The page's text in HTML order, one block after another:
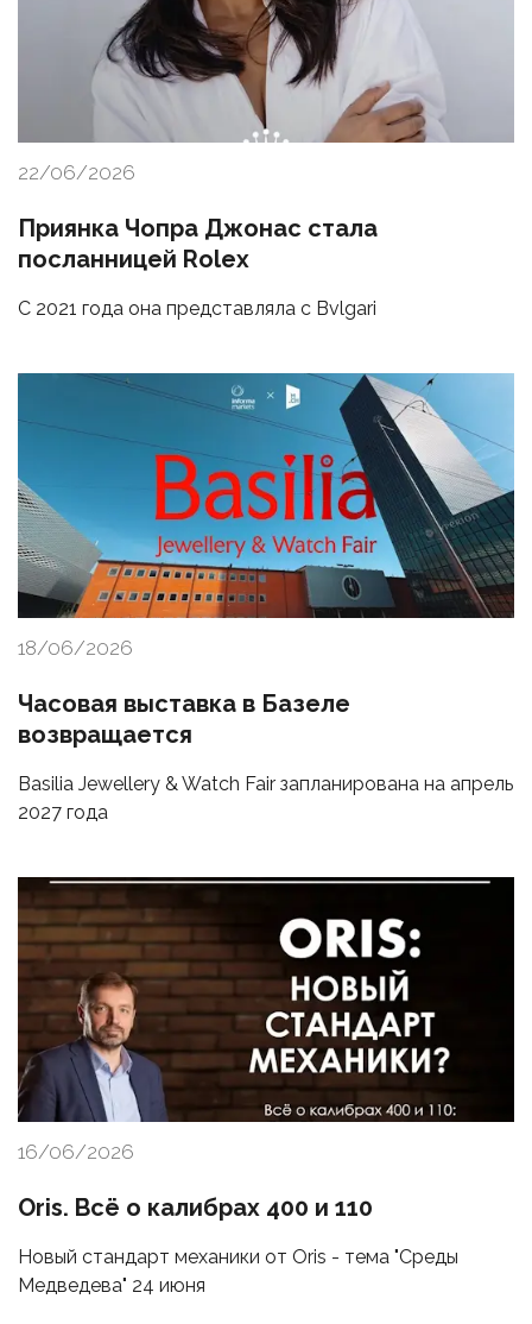
22/06/2026
Приянка Чопра Джонас стала
посланницей Rolex
С 2021 года она представляла с Bvlgari
18/06/2026
Часовая выставка в Базеле
возвращается
Basilia Jewellery & Watch Fair запланирована на апрель
2027 года
16/06/2026
Oris. Всё о калибрах 400 и 110
Новый стандарт механики от Oris - тема "Среды
Медведева" 24 июня